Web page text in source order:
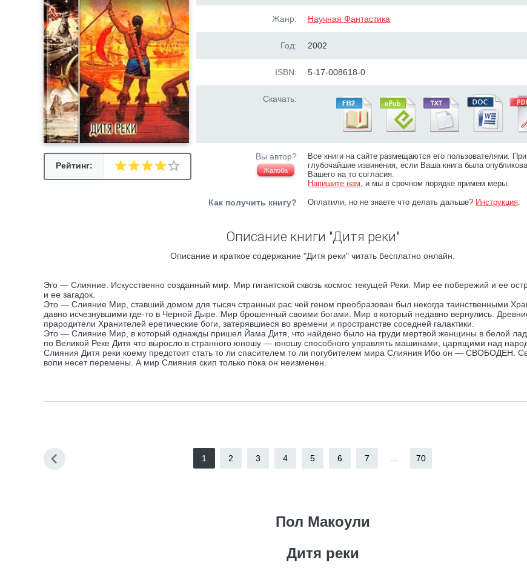
Рейтинг:
Жанр: Научная Фантастика
Год: 2002
ISBN: 5-17-008618-0
Скачать:
Вы автор?
Жалоба
Все книги на сайте размещаются его пользователями.
глубочайшие извинения, если Ваша книга была
Вашего на то согласия.
Напишите нам, и мы в срочном порядке примем меры.
Как получить книгу? Оплатили, но не знаете что делать дальше? Инструкция.
Описание книги "Дитя реки"
Описание и краткое содержание "Дитя реки" читать бесплатно онлайн.
Эго — Слияние. Искусственно созданный мир. Мир гигантской сквозь космос текущей Реки. Мир ее побережий и ее
и ее загадок.
Это — Слияние Мир, ставший домом для тысяч странных рас чей геном преобразован был некогда таинственными
давно исчезнувшими где-то в Черной Дыре. Мир брошенный своими богами. Мир в который недавно вернулись.
прародители Хранителей еретические боги, затерявшиеся во времени и пространстве соседней галактики.
Это — Слияние Мир, в который однажды пришел Йама Дитя, что найдено было на груди мертвой женщины в белой
по Великой Реке Дитя что выросло в странного юношу — юношу способного управлять машинами, царящими над
Слияния Дитя реки коему предстоит стать то ли спасителем то ли погубителем мира Слияния Ибо он — СВОБОДЕН.
вопи несет перемены. А мир Слияния скип только пока он неизменен.
1 2 3 4 5 6 7 70
Пол Макоули
Дитя реки